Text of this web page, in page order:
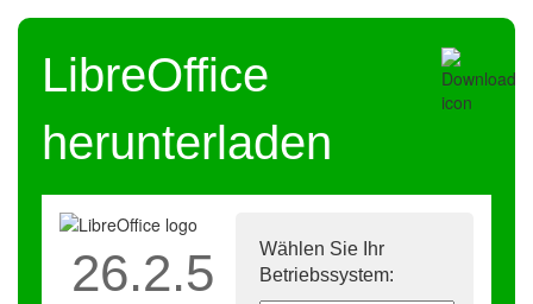
LibreOffice
herunterladen
Wählen Sie Ihr
Betriebssystem:
26.2.5